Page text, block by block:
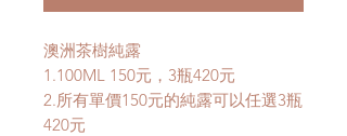
澳洲茶樹純露
1.100ML 150元， 3瓶420元
2.所有單價150元的純露可以任選3瓶
420元